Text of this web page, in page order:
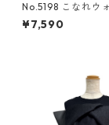
No.5198 こなれウ
ーバーシャツ
¥7,590